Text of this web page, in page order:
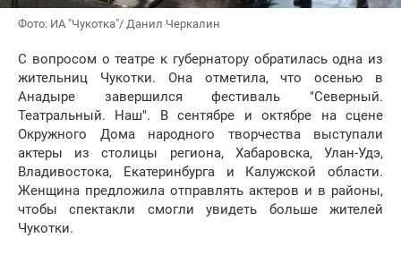
Фото: ИА "Чукотка"/ Данил Черкалин
С вопросом о театре к губернатору обратилась одна из
жительниц Чукотки. Она отметила, что осенью в
Анадыре завершился фестиваль "Северный.
Театральный. Наш". В сентябре и октябре на сцене
Окружного Дома народного творчества выступали
актеры из столицы региона, Хабаровска, Улан-Удэ,
Владивостока, Екатеринбурга и Калужской области.
Женщина предложила отправлять актеров и в районы,
чтобы спектакли смогли увидеть больше жителей
Чукотки.